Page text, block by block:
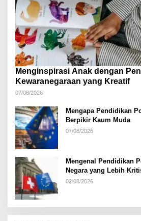
Menginspirasi Anak dengan
Kewaranegaraan yang Kreatif
07/08/2026
Mengapa Pendidikan
Berpikir Kaum Muda
07/08/2026
Mengenal Pendidikan
Negara yang Lebih
02/08/2026